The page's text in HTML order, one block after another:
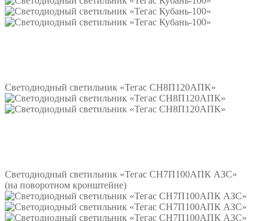
Светодиодный светильник «Тегас СН8П120АПК»
Светодиодный светильник «Тегас СН7П100АПК АЗС»
(на поворотном кронштейне)